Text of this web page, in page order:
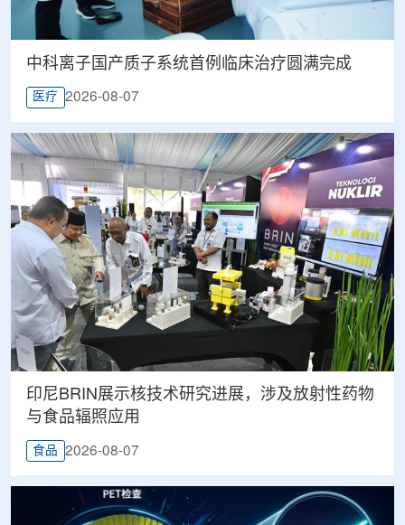
中科离子国产质子系统首例临床治疗圆满完成
医疗 2026-08-07
印尼BRIN展示核技术研究进展，涉及放射性药物
与食品辐照应用
食品 2026-08-07